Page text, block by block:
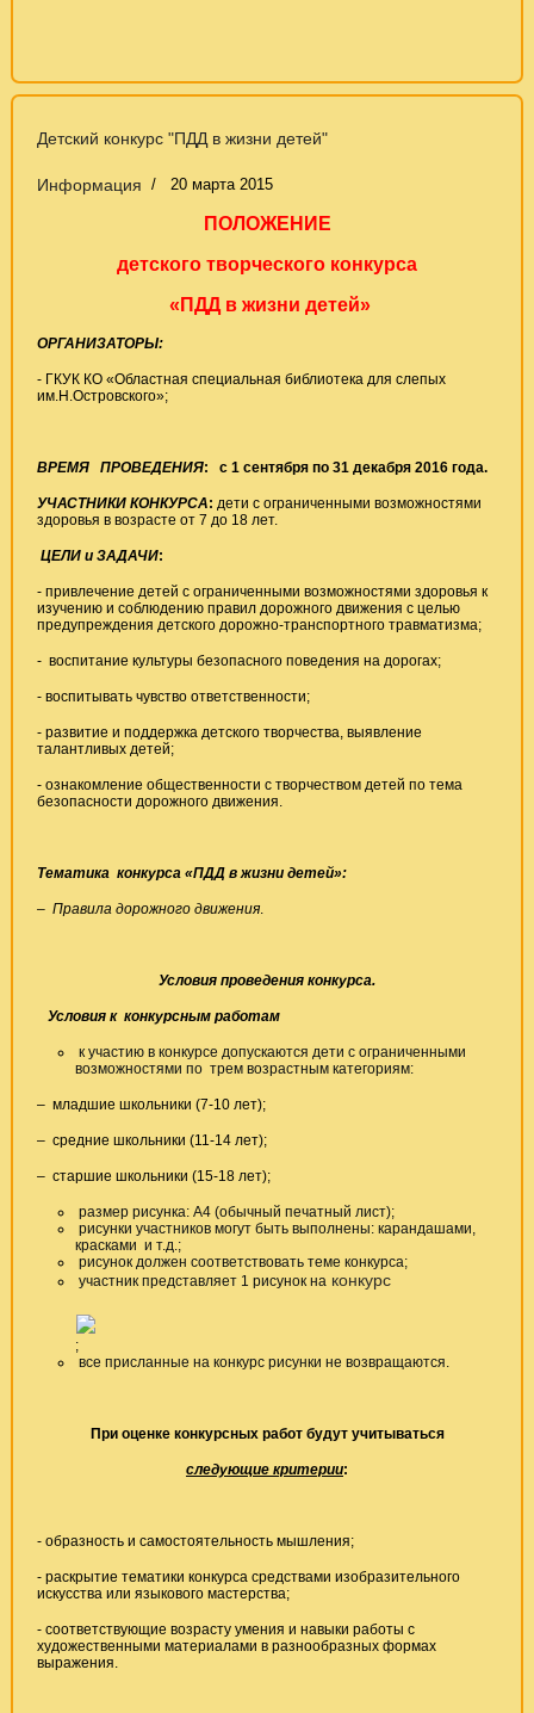
Детский конкурс "ПДД в жизни детей"
Информация 20 марта 2015
ПОЛОЖЕНИЕ
детского творческого конкурса
«ПДД в жизни детей»
ОРГАНИЗАТОРЫ:
- ГКУК КО «Областная специальная библиотека для слепых
им.Н.Островского»;
ВРЕМЯ ПРОВЕДЕНИЯ: с 1 сентября по 31 декабря 2016 года.
УЧАСТНИКИ КОНКУРСА: дети с ограниченными возможностями
здоровья в возрасте от 7 до 18 лет.
ЦЕЛИ и ЗАДАЧИ:
- привлечение детей с ограниченными возможностями здоровья к
изучению и соблюдению правил дорожного движения с целью
предупреждения детского дорожно-транспортного травматизма;
- воспитание культуры безопасного поведения на дорогах;
- воспитывать чувство ответственности;
- развитие и поддержка детского творчества, выявление
талантливых детей;
- ознакомление общественности с творчеством детей по тема
безопасности дорожного движения.
Тематика конкурса «ПДД в жизни детей»:
– Правила дорожного движения.
Условия проведения конкурса.
Условия к конкурсным работам
к участию в конкурсе допускаются дети с ограниченными
возможностями по трем возрастным категориям:
– младшие школьники (7-10 лет);
– средние школьники (11-14 лет);
– старшие школьники (15-18 лет);
размер рисунка: А4 (обычный печатный лист);
рисунки участников могут быть выполнены: карандашами,
красками и т.д.;
рисунок должен соответствовать теме конкурса;
участник представляет 1 рисунок на конкурс
;
все присланные на конкурс рисунки не возвращаются.
При оценке конкурсных работ будут учитываться
следующие критерии:
- образность и самостоятельность мышления;
- раскрытие тематики конкурса средствами изобразительного
искусства или языкового мастерства;
- соответствующие возрасту умения и навыки работы с
художественными материалами в разнообразных формах
выражения.